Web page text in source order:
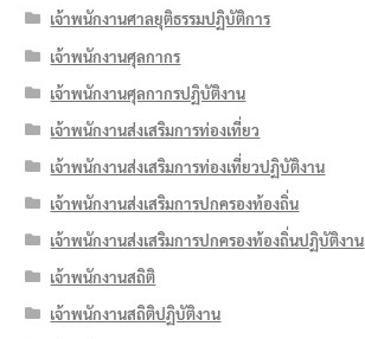
เจ้าพนักงานศาลยุติธรรมปฏิบัติการ
เจ้าพนักงานศุลกากร
เจ้าพนักงานศุลกากรปฏิบัติงาน
เจ้าพนักงานส่งเสริมการท่องเที่ยว
เจ้าพนักงานส่งเสริมการท่องเที่ยวปฏิบัติงาน
เจ้าพนักงานส่งเสริมการปกครองท้องถิ่น
เจ้าพนักงานส่งเสริมการปกครองท้องถิ่นปฏิบัติงาน
เจ้าพนักงานสถิติ
เจ้าพนักงานสถิติปฏิบัติงาน